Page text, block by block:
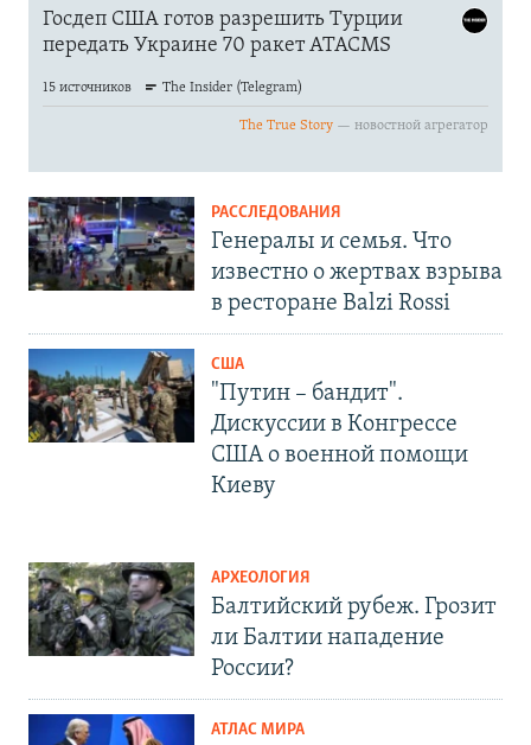
РАССЛЕДОВАНИЯ
Генералы и семья. Что
известно о жертвах взрыва
в ресторане Balzi Rossi
США
"Путин – бандит".
Дискуссии в Конгрессе
США о военной помощи
Киеву
АРХЕОЛОГИЯ
Балтийский рубеж. Грозит
ли Балтии нападение
России?
АТЛАС МИРА